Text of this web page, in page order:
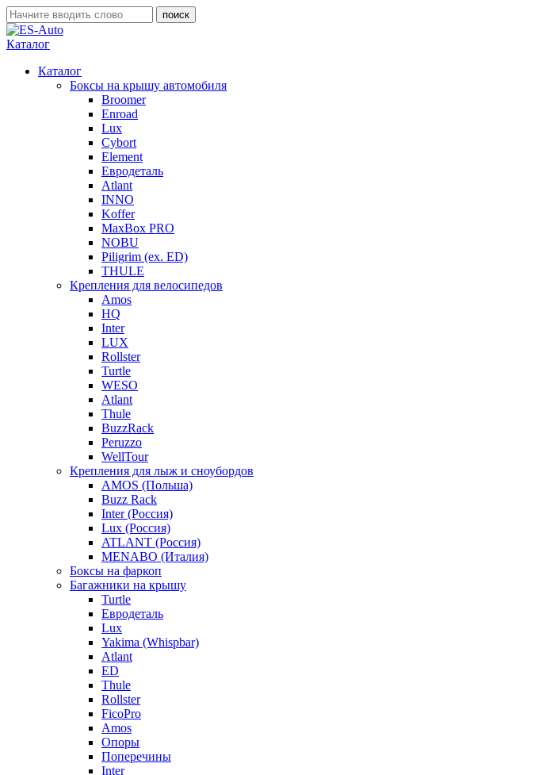
Каталог
Каталог
Боксы на крышу автомобиля
Broomer
Enroad
Lux
Cybort
Element
Евродеталь
Atlant
INNO
Koffer
MaxBox PRO
NOBU
Piligrim (ex. ED)
THULE
Крепления для велосипедов
Amos
HQ
Inter
LUX
Rollster
Turtle
WESO
Atlant
Thule
BuzzRack
Peruzzo
WellTour
Крепления для лыж и сноубордов
AMOS (Польша)
Buzz Rack
Inter (Россия)
Lux (Россия)
ATLANT (Россия)
MENABO (Италия)
Боксы на фаркоп
Багажники на крышу
Turtle
Евродеталь
Lux
Yakima (Whispbar)
Atlant
ED
Thule
Rollster
FicoPro
Amos
Опоры
Поперечины
Inter